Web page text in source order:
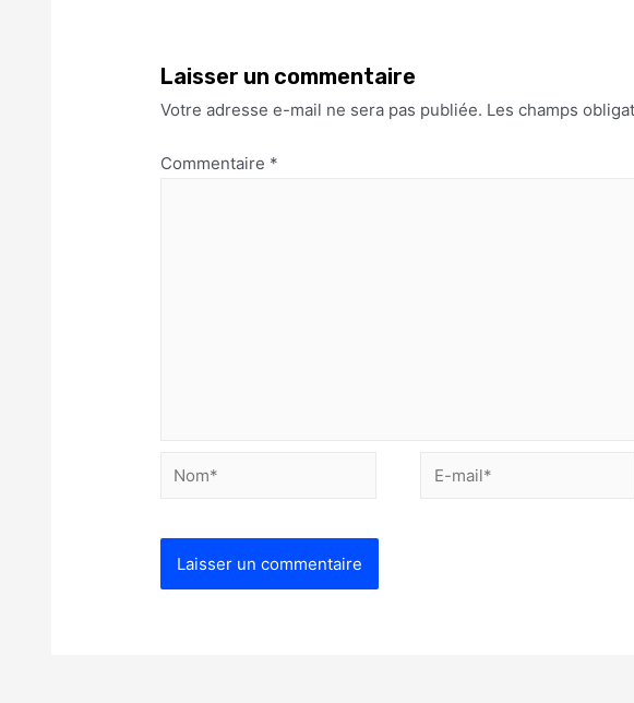
Laisser un commentaire
Votre adresse e-mail ne sera pas publiée. Les champs
Commentaire *